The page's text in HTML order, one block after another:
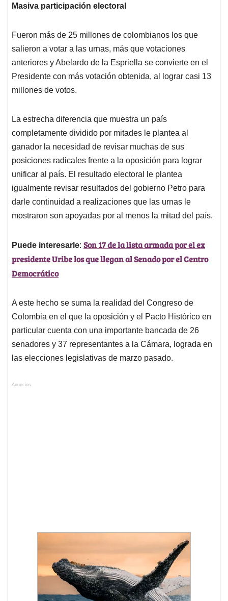
Masiva participación electoral
Fueron más de 25 millones de colombianos los que
salieron a votar a las urnas, más que votaciones
anteriores y Abelardo de la Espriella se convierte en el
Presidente con más votación obtenida, al lograr casi 13
millones de votos.
La estrecha diferencia que muestra un país
completamente dividido por mitades le plantea al
ganador la necesidad de revisar muchas de sus
posiciones radicales frente a la oposición para lograr
unificar al país. El resultado electoral le plantea
igualmente revisar resultados del gobierno Petro para
darle continuidad a realizaciones que las urnas le
mostraron son apoyadas por al menos la mitad del país.
Puede interesarle: Son 17 de la lista armada por el ex
presidente Uribe los que llegan al Senado por el Centro
Democrático
A este hecho se suma la realidad del Congreso de
Colombia en el que la oposición y el Pacto Histórico en
particular cuenta con una importante bancada de 26
senadores y 37 representantes a la Cámara, lograda en
las elecciones legislativas de marzo pasado.
Anuncios.